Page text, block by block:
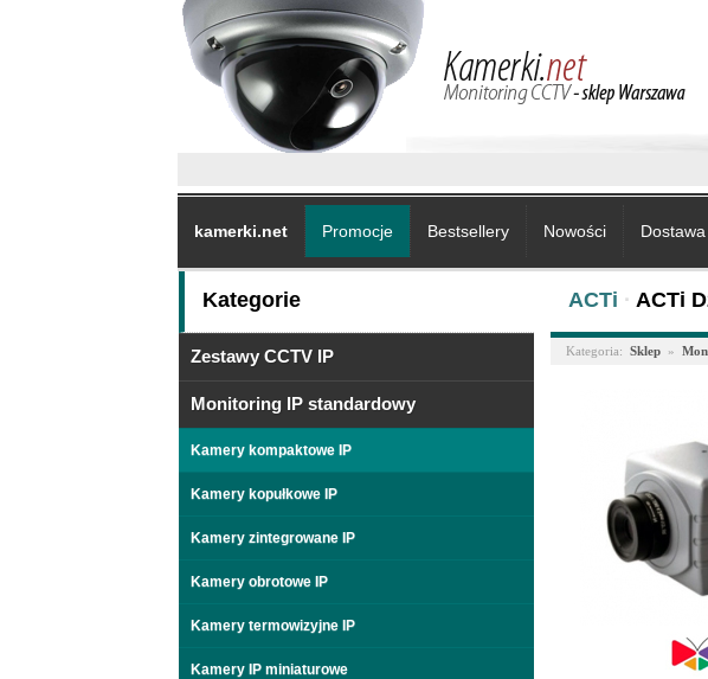
kamerki.net Promocje Bestsellery Nowości
Kategorie
Zestawy CCTV IP
Monitoring IP standardowy
Kamery kompaktowe IP
Kamery kopułkowe IP
Kamery zintegrowane IP
Kamery obrotowe IP
Kamery termowizyjne IP
Kamery IP miniaturowe
ACTi · ACTi
Kategoria: Sklep »